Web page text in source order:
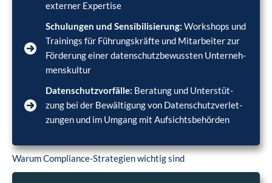
exter­ner Exper­ti­se
Schu­lun­gen und Sen­si­bi­li­sie­rung: Work­shops und
Trai­nings für Füh­rungs­kräf­te und Mit­ar­bei­ter zur
För­de­rung einer daten­schutz­be­wuss­ten Unter­neh­
mens­kul­tur
Daten­schutz­vor­fäl­le: Bera­tung und Unter­stüt­
zung bei der Bewäl­ti­gung von Daten­schutz­ver­let­
zun­gen und im Umgang mit Auf­sichts­be­hör­den
War­um Com­pli­ance-Stra­te­gien wich­tig sind